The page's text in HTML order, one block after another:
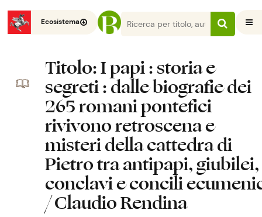
Ecosistema
Titolo: I papi : storia e
segreti : dalle biografie dei
265 romani pontefici
rivivono retroscena e
misteri della cattedra di
Pietro tra antipapi, giubilei,
conclavi e concili
/ Claudio Rendina